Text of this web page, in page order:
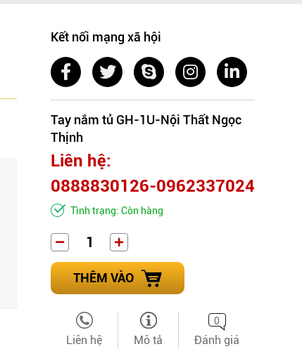
Kết nối mạng xã hội
Tay nắm tủ GH-1U-Nội Thất Ngọc
Thịnh
Liên hệ:
0888830126-0962337024
Tình trạng: Còn hàng
THÊM VÀO
Liên hệ Mô tả
0
Đánh giá